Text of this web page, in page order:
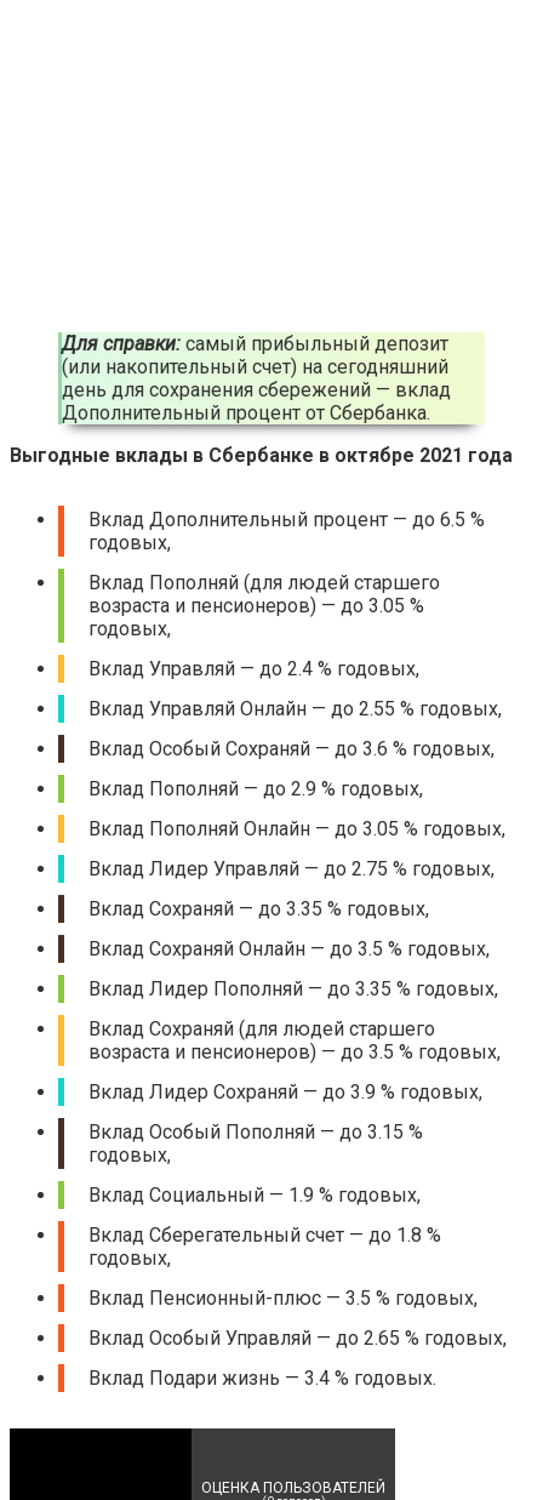
Для справки: самый прибыльный депозит
(или накопительный счет) на сегодняшний
день для сохранения сбережений — вклад
Дополнительный процент от Сбербанка.
Выгодные вклады в Сбербанке в октябре 2021 года
Вклад Дополнительный процент — до 6.5 %
годовых,
Вклад Пополняй (для людей старшего
возраста и пенсионеров) — до 3.05 %
годовых,
Вклад Управляй — до 2.4 % годовых,
Вклад Управляй Онлайн — до 2.55 % годовых,
Вклад Особый Сохраняй — до 3.6 % годовых,
Вклад Пополняй — до 2.9 % годовых,
Вклад Пополняй Онлайн — до 3.05 % годовых,
Вклад Лидер Управляй — до 2.75 % годовых,
Вклад Сохраняй — до 3.35 % годовых,
Вклад Сохраняй Онлайн — до 3.5 % годовых,
Вклад Лидер Пополняй — до 3.35 % годовых,
Вклад Сохраняй (для людей старшего
возраста и пенсионеров) — до 3.5 % годовых,
Вклад Лидер Сохраняй — до 3.9 % годовых,
Вклад Особый Пополняй — до 3.15 %
годовых,
Вклад Социальный — 1.9 % годовых,
Вклад Сберегательный счет — до 1.8 %
годовых,
Вклад Пенсионный-плюс — 3.5 % годовых,
Вклад Особый Управляй — до 2.65 % годовых,
Вклад Подари жизнь — 3.4 % годовых.
ОЦЕНКА ПОЛЬЗОВАТЕЛЕЙ